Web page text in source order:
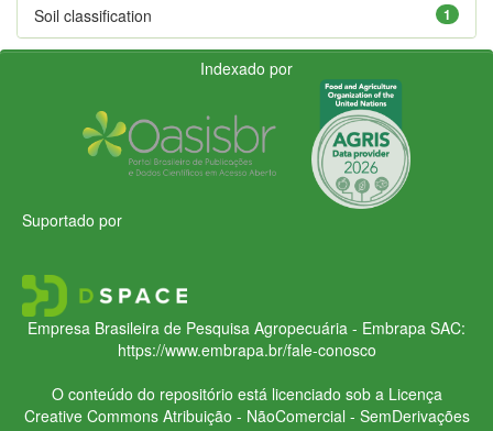
1
Soil classification
Indexado por
Suportado por
Empresa Brasileira de Pesquisa Agropecuária - Embrapa SAC:
https://www.embrapa.br/fale-conosco
O conteúdo do repositório está licenciado sob a Licença
Creative CommonsAtribuição - NãoComercial - SemDerivações